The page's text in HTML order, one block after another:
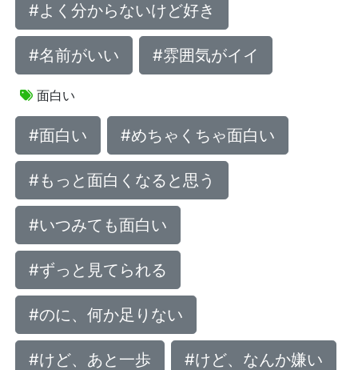
#よく分からないけど好き
#名前がいい #雰囲気がイイ
面白い
#面白い #めちゃくちゃ面白い
#もっと面白くなると思う
#いつみても面白い
#ずっと見てられる
#のに、何か足りない
#けど、あと一歩 #けど、なんか嫌い